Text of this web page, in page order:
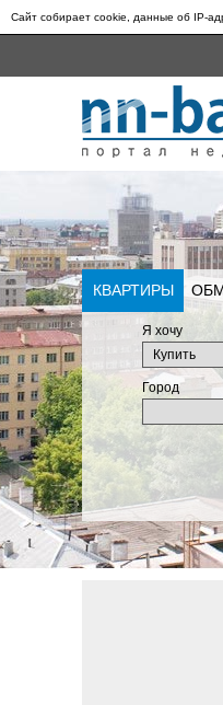
Сайт собирает cookie, данные об IP-
КВАРТИРЫ
Я хочу
Город